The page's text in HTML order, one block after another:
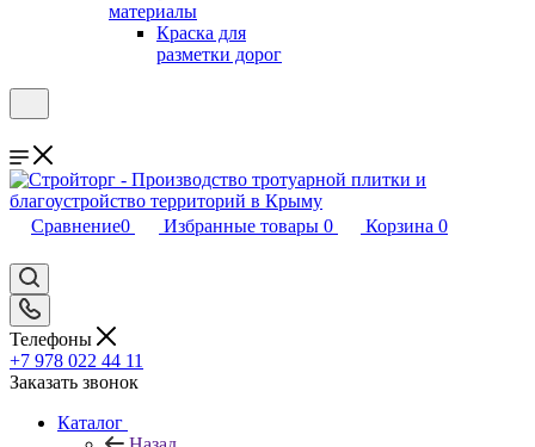
материалы
Краска для
разметки дорог
Сравнение0 Избранные товары 0 Корзина 0
Телефоны
+7 978 022 44 11
Заказать звонок
Каталог